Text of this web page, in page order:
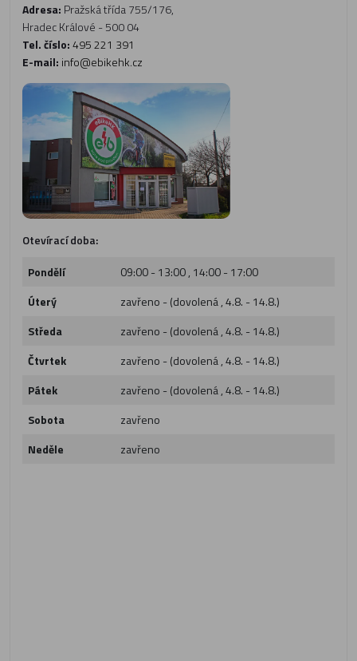
Adresa: Pražská třída 755/176,
Hradec Králové - 500 04
Tel. číslo:495 221 391
E-mail: info@ebikehk.cz
Otevírací doba:
Pondělí
09:00 - 13:00 , 14:00 - 17:00
Úterý
zavřeno - (dovolená , 4.8. - 14.8.)
Středa
zavřeno - (dovolená , 4.8. - 14.8.)
Čtvrtek
zavřeno - (dovolená , 4.8. - 14.8.)
Pátek
zavřeno - (dovolená , 4.8. - 14.8.)
Sobota
zavřeno
Neděle
zavřeno